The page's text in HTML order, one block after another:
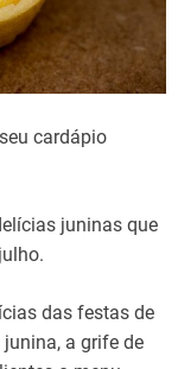
cardápio
juninas que
das festas de
a grife de